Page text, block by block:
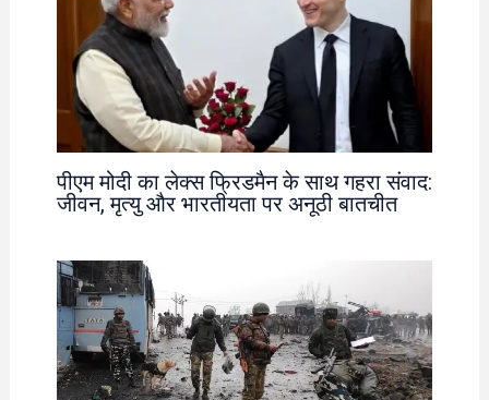
पीएम मोदी का लेक्स फ्रिडमैन के साथ गहरा संवाद:
जीवन, मृत्यु और भारतीयता पर अनूठी बातचीत